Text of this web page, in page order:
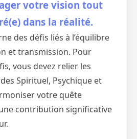
votre vision tout
dans la réalité.
des défis liés à l’équilibre
et transmission. Pour
vous devez relier les
Spirituel, Psychique et
votre quête
contribution significative